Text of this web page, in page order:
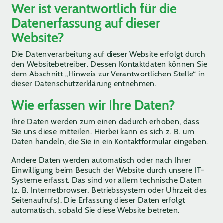
Wer ist verantwortlich für die
Datenerfassung auf dieser
Website?
Die Datenverarbeitung auf dieser Website erfolgt durch
den Websitebetreiber. Dessen Kontaktdaten können Sie
dem Abschnitt „Hinweis zur Verantwortlichen Stelle“ in
dieser Datenschutzerklärung entnehmen.
Wie erfassen wir Ihre Daten?
Ihre Daten werden zum einen dadurch erhoben, dass
Sie uns diese mitteilen. Hierbei kann es sich z. B. um
Daten handeln, die Sie in ein Kontaktformular eingeben.
Andere Daten werden automatisch oder nach Ihrer
Einwilligung beim Besuch der Website durch unsere IT-
Systeme erfasst. Das sind vor allem technische Daten
(z. B. Internetbrowser, Betriebssystem oder Uhrzeit des
Seitenaufrufs). Die Erfassung dieser Daten erfolgt
automatisch, sobald Sie diese Website betreten.